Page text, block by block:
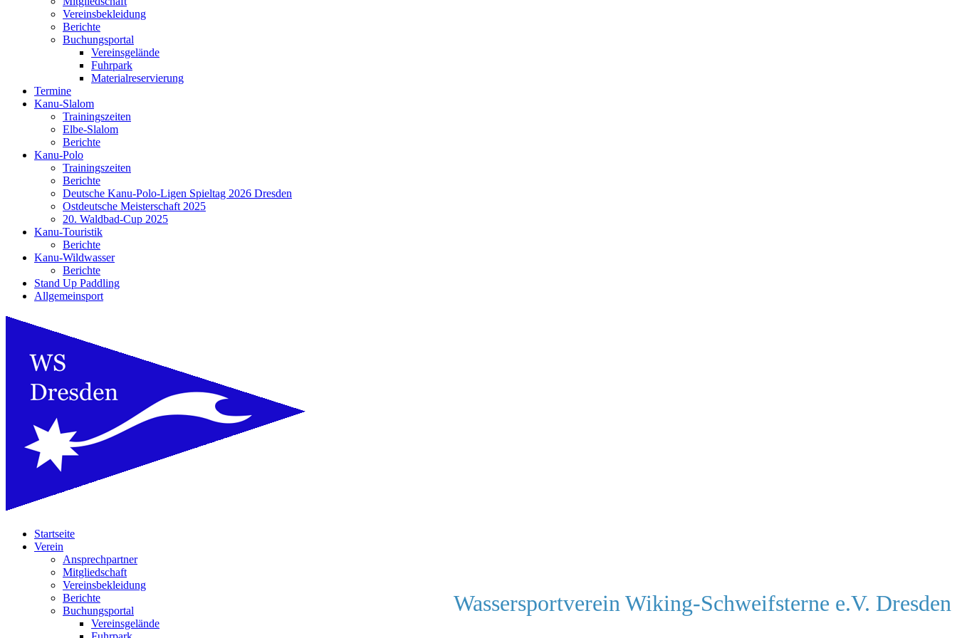
Vereinsbekleidung
Berichte
Buchungsportal
Vereinsgelände
Fuhrpark
Materialreservierung
Termine
Kanu-Slalom
Trainingszeiten
Elbe-Slalom
Berichte
Kanu-Polo
Trainingszeiten
Berichte
Deutsche Kanu-Polo-Ligen Spieltag 2026 Dresden
Ostdeutsche Meisterschaft 2025
20. Waldbad-Cup 2025
Kanu-Touristik
Berichte
Kanu-Wildwasser
Berichte
Stand Up Paddling
Allgemeinsport
Wassersportverein Wiking-Schweifsterne e.V. Dresden
Startseite
Verein
Ansprechpartner
Mitgliedschaft
Vereinsbekleidung
Berichte
Buchungsportal
Vereinsgelände